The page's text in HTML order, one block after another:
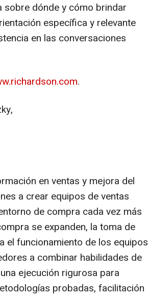
sobre dónde y cómo brindar
específica y relevante
en las conversaciones
.
en ventas y mejora del
a crear equipos de ventas
de compra cada vez más
se expanden, la toma de
el funcionamiento de los equipos
a combinar habilidades de
ejecución rigurosa para
probadas, facilitación